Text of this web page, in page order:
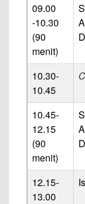
09.00
-10.30
(90
menit)
10.30-
10.45
10.45-
12.15
(90
menit)
12.15-
13.00